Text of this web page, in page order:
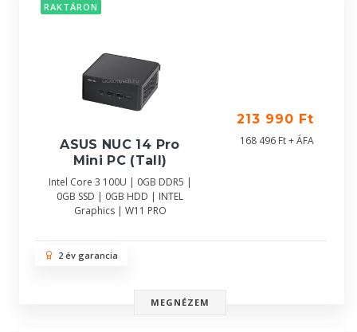
RAKTÁRON
ASUS NUC 14 Pro
Mini PC (Tall)
Intel Core 3 100U | 0GB DDR5 |
0GB SSD | 0GB HDD | INTEL
Graphics | W11 PRO
213 990 Ft
168 496 Ft + ÁFA
2 év garancia
MEGNÉZEM